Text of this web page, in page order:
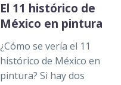
El 11 histórico de
México en pintura
¿Cómo se vería el 11
histórico de México en
pintura? Si hay dos